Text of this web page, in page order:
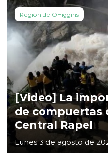
Región de OHiggins
[Video] La
de compuertas
Central Rapel
Lunes 3 de agosto de